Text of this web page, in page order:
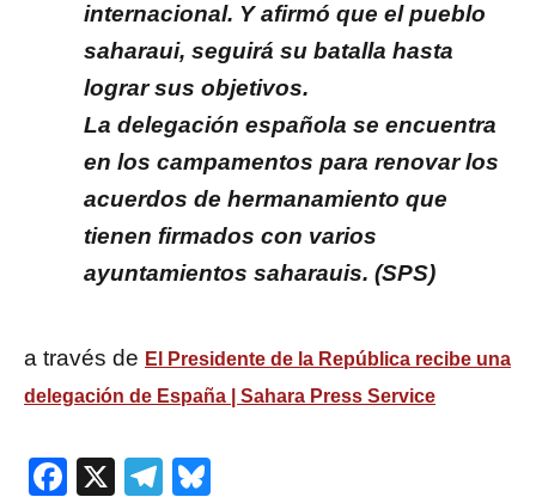
internacional. Y afirmó que el pueblo
saharaui, seguirá su batalla hasta
lograr sus objetivos.
La delegación española se encuentra
en los campamentos para renovar los
acuerdos de hermanamiento que
tienen firmados con varios
ayuntamientos saharauis. (SPS)
a través de El Presidente de la República recibe una
delegación de España | Sahara Press Service
Facebook
X Telegram